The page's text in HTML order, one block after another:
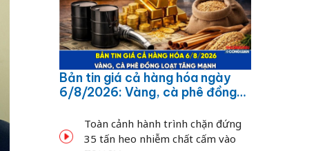
Bản tin giá cả hàng hóa ngày
6/8/2026: Vàng, cà phê đồng
Toàn cảnh hành trình chặn đứng
35 tấn heo nhiễm chất cấm vào